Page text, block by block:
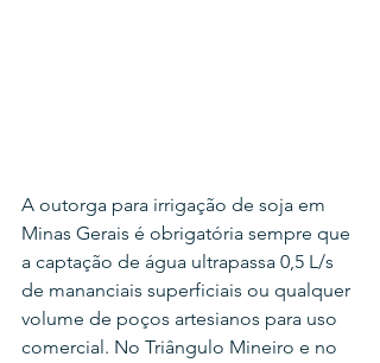
A outorga para irrigação de soja em
Minas Gerais é obrigatória sempre que
a captação de água ultrapassa 0,5 L/s
de mananciais superficiais ou qualquer
volume de poços artesianos para uso
comercial. No Triângulo Mineiro e no